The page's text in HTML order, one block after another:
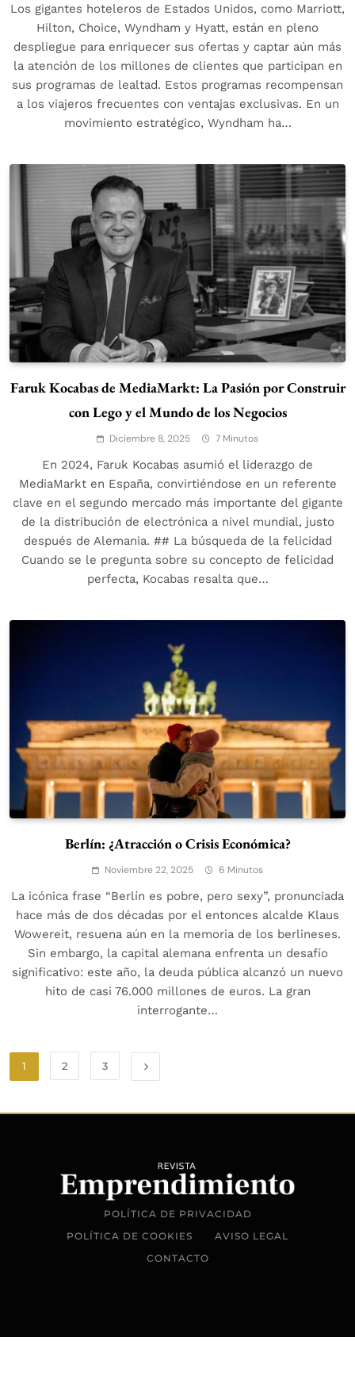
Los gigantes hoteleros de Estados Unidos, como Marriott,
Hilton, Choice, Wyndham y Hyatt, están en pleno
despliegue para enriquecer sus ofertas y captar aún más
la atención de los millones de clientes que participan en
sus programas de lealtad. Estos programas recompensan
a los viajeros frecuentes con ventajas exclusivas. En un
movimiento estratégico, Wyndham ha…
Faruk Kocabas de MediaMarkt: La Pasión por Construir
con Lego y el Mundo de los Negocios
Diciembre 8, 2025 7 Minutos
En 2024, Faruk Kocabas asumió el liderazgo de
MediaMarkt en España, convirtiéndose en un referente
clave en el segundo mercado más importante del gigante
de la distribución de electrónica a nivel mundial, justo
después de Alemania. ## La búsqueda de la felicidad
Cuando se le pregunta sobre su concepto de felicidad
perfecta, Kocabas resalta que…
Berlín: ¿Atracción o Crisis Económica?
Noviembre 22, 2025 6 Minutos
La icónica frase “Berlín es pobre, pero sexy”, pronunciada
hace más de dos décadas por el entonces alcalde Klaus
Wowereit, resuena aún en la memoria de los berlineses.
Sin embargo, la capital alemana enfrenta un desafío
significativo: este año, la deuda pública alcanzó un nuevo
hito de casi 76.000 millones de euros. La gran
interrogante…
1 2 3
POLÍTICA DE PRIVACIDAD
POLÍTICA DE COOKIES
AVISO LEGAL
CONTACTO